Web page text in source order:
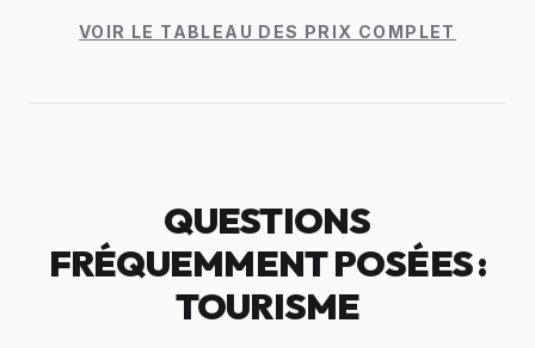
VOIR LE TABLEAU DES PRIX COMPLET
QUESTIONS
FRÉQUEMMENT POSÉES :
TOURISME